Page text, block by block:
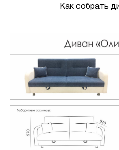
Как собрать